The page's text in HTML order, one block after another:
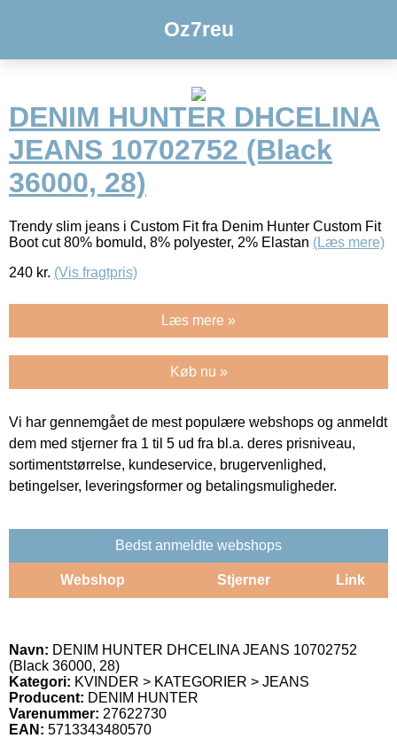
Oz7reu
DENIM HUNTER DHCELINA
JEANS 10702752 (Black
36000, 28)
Trendy slim jeans i Custom Fit fra Denim Hunter Custom Fit
Boot cut 80% bomuld, 8% polyester, 2% Elastan (Læs mere)
240 kr. (Vis fragtpris)
Læs mere »
Køb nu »
Vi har gennemgået de mest populære webshops og anmeldt
dem med stjerner fra 1 til 5 ud fra bl.a. deres prisniveau,
sortimentstørrelse, kundeservice, brugervenlighed,
betingelser, leveringsformer og betalingsmuligheder.
Bedst anmeldte webshops
Webshop Stjerner Link
Navn: DENIM HUNTER DHCELINA JEANS 10702752
(Black 36000, 28)
Kategori: KVINDER > KATEGORIER > JEANS
Producent: DENIM HUNTER
Varenummer: 27622730
EAN: 5713343480570